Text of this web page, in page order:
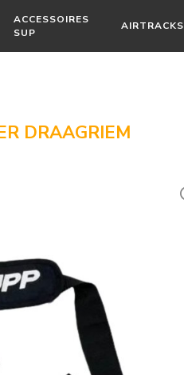
ACCESSOIRES
SUP
AIRTRACKS
DRAAGRIEM